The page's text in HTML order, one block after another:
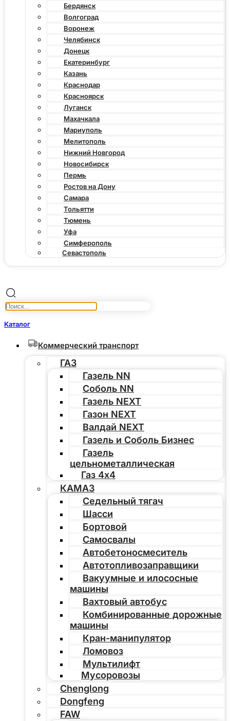
Бердянск
Волгоград
Воронеж
Челябинск
Донецк
Екатеринбург
Казань
Краснодар
Красноярск
Луганск
Махачкала
Мариуполь
Мелитополь
Нижний Новгород
Новосибирск
Пермь
Ростов на Дону
Самара
Тольятти
Тюмень
Уфа
Симферополь
Севастополь
Каталог
Коммерческий транспорт
ГАЗ
Газель NN
Соболь NN
Газель NEXT
Газон NEXT
Валдай NEXT
Газель и Соболь Бизнес
Газель
цельнометаллическая
Газ 4х4
КАМАЗ
Седельный тягач
Шасси
Бортовой
Самосвалы
Автобетоносмеситель
Автотопливозаправщики
Вакуумные и илососные
машины
Вахтовый автобус
Комбинированные дорожные
машины
Кран-манипулятор
Ломовоз
Мультилифт
Мусоровозы
Chenglong
Dongfeng
FAW